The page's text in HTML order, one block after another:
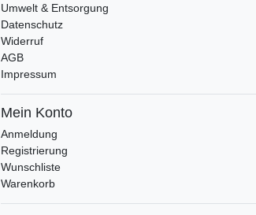
Umwelt & Entsorgung
Datenschutz
Widerruf
AGB
Impressum
Mein Konto
Anmeldung
Registrierung
Wunschliste
Warenkorb